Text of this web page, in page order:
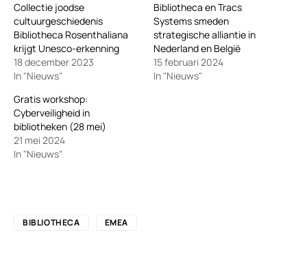
Collectie joodse
cultuurgeschiedenis
Bibliotheca Rosenthaliana
krijgt Unesco-erkenning
18 december 2023
In "Nieuws"
Bibliotheca en Tracs
Systems smeden
strategische alliantie in
Nederland en België
15 februari 2024
In "Nieuws"
Gratis workshop:
Cyberveiligheid in
bibliotheken (28 mei)
21 mei 2024
In "Nieuws"
BIBLIOTHECA EMEA